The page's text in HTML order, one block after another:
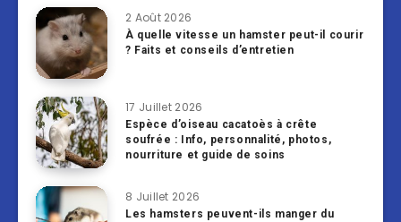
2 Août 2026
À quelle vitesse un hamster peut-il courir
? Faits et conseils d’entretien
17 Juillet 2026
Espèce d’oiseau cacatoès à crête
soufrée : Info, personnalité, photos,
nourriture et guide de soins
8 Juillet 2026
Les hamsters peuvent-ils manger du